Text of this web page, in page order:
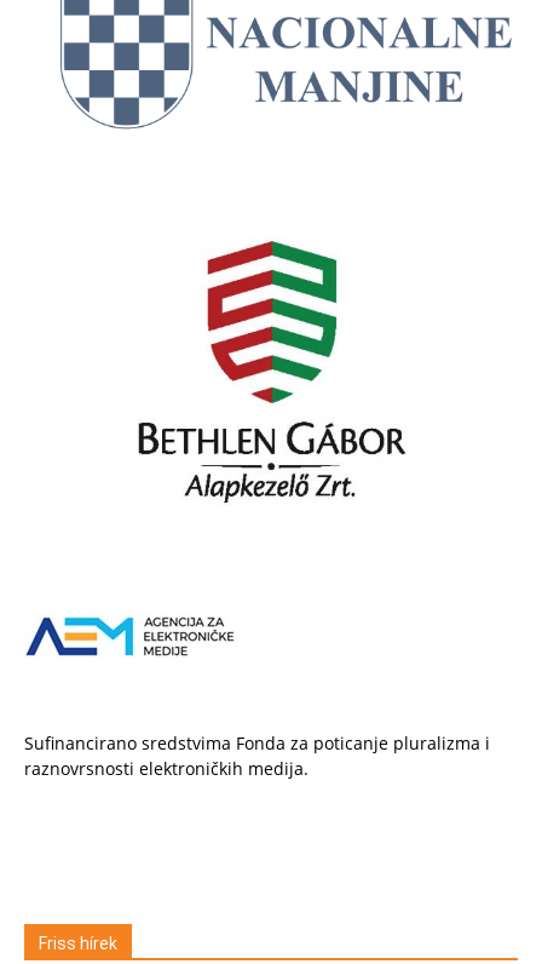
Sufinancirano sredstvima Fonda za poticanje pluralizma i
raznovrsnosti elektroničkih medija.
Friss hírek